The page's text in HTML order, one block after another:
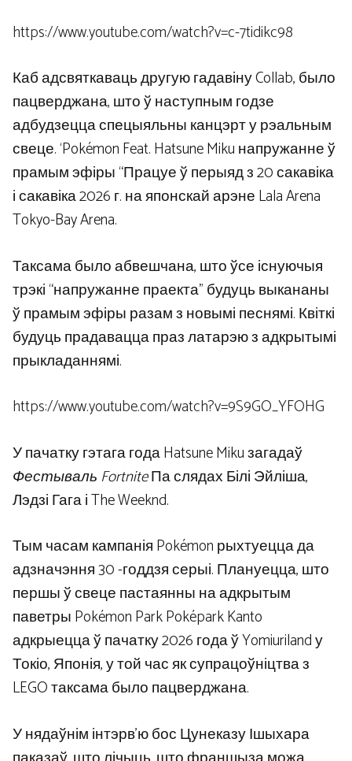
https://www.youtube.com/watch?v=c-7tidikc98
Каб адсвяткаваць другую гадавіну Collab, было
пацверджана, што ў наступным годзе
адбудзецца спецыяльны канцэрт у рэальным
свеце. ‘Pokémon Feat. Hatsune Miku напружанне ў
прамым эфіры “Працуе ў перыяд з 20 сакавіка
і сакавіка 2026 г. на японскай арэне Lala Arena
Tokyo-Bay Arena.
Таксама было абвешчана, што ўсе існуючыя
трэкі “напружанне праекта” будуць выкананы
ў прамым эфіры разам з новымі песнямі. Квіткі
будуць прадавацца праз латарэю з адкрытымі
прыкладаннямі.
https://www.youtube.com/watch?v=9S9GO_YFOHG
У пачатку гэтага года Hatsune Miku загадаў
Фестываль FortniteПа слядах Білі Эйліша,
Лэдзі Гага і The Weeknd.
Тым часам кампанія Pokémon рыхтуецца да
адзначэння 30 -годдзя серыі. Плануецца, што
першы ў свеце пастаянны на адкрытым
паветры Pokémon Park Poképark Kanto
адкрыецца ў пачатку 2026 года ў Yomiuriland у
Токіо, Японія, у той час як супрацоўніцтва з
LEGO таксама было пацверджана.
У нядаўнім інтэрв’ю бос Цунеказу Ішыхара